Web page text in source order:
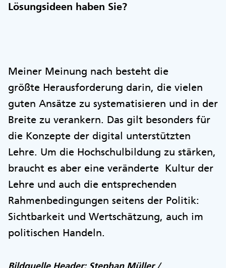
Lösungsideen haben Sie?
Meiner Meinung nach besteht die
größte Herausforderung darin, die vielen
guten Ansätze zu systematisieren und in der
Breite zu verankern. Das gilt besonders für
die Konzepte der digital unterstützten
Lehre. Um die Hochschulbildung zu stärken,
braucht es aber eine veränderte Kultur der
Lehre und auch die entsprechenden
Rahmenbedingungen seitens der Politik:
Sichtbarkeit und Wertschätzung, auch im
politischen Handeln.